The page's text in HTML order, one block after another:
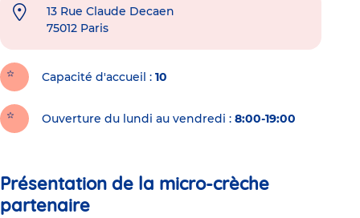
13 Rue Claude Decaen
75012 Paris
Capacité d'accueil 10
Ouverture du lundi au vendredi : 8:00-19:00
Présentation de la micro-crèche
partenaire